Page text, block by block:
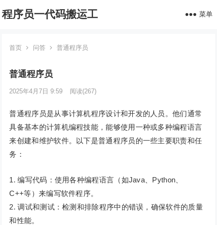
程序员一代码搬运工 菜单
首页 问答 普通程序员
普通程序员
2025年4月7日 9:59 阅读(267)
普通程序员是从事计算机程序设计和开发的人员。他们通常
具备基本的计算机编程技能，能够使用一种或多种编程语言
来创建和维护软件。以下是普通程序员的一些主要职责和任
务：
1. 编写代码：使用各种编程语言（如Java、Python、
C++等）来编写软件程序。
2. 调试和测试：检测和排除程序中的错误，确保软件的质量
和性能。